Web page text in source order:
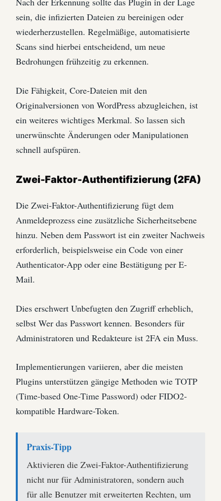
sein, die infizierten Dateien zu bereinigen oder
wiederherzustellen. Regelmäßige, automatisierte
Scans sind hierbei entscheidend, um neue
Bedrohungen frühzeitig zu erkennen.
Die Fähigkeit, Core-Dateien mit den
Originalversionen von WordPress abzugleichen, ist
ein weiteres wichtiges Merkmal. So lassen sich
unerwünschte Änderungen oder Manipulationen
schnell aufspüren.
Zwei-Faktor-Authentifizierung (2FA)
Die Zwei-Faktor-Authentifizierung fügt dem
Anmeldeprozess eine zusätzliche Sicherheitsebene
hinzu. Neben dem Passwort ist ein zweiter Nachweis
erforderlich, beispielsweise ein Code von einer
Authenticator-App oder eine Bestätigung per E-
Mail.
Dies erschwert Unbefugten den Zugriff erheblich,
selbst Wer das Passwort kennen. Besonders für
Administratoren und Redakteure ist 2FA ein Muss.
Implementierungen variieren, aber die meisten
Plugins unterstützen gängige Methoden wie TOTP
(Time-based One-Time Password) oder FIDO2-
kompatible Hardware-Token.
Praxis-Tipp
Aktivieren die Zwei-Faktor-Authentifizierung
nicht nur für Administratoren, sondern auch
für alle Benutzer mit erweiterten Rechten, um